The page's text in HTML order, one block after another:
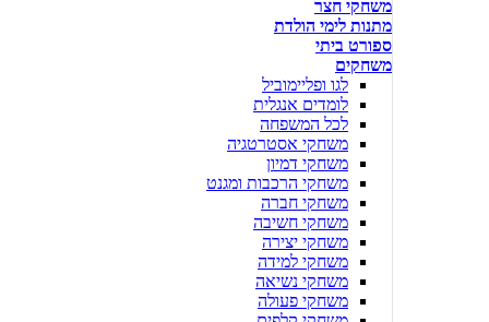
משחקי חצר
מתנות לימי הולדת
ספורט ביתי
משחקים
לגו ופליימוביל
לומדים אנגלית
לכל המשפחה
משחקי אסטרטגיה
משחקי דמיון
משחקי הרכבות ומגנט
משחקי חברה
משחקי חשיבה
משחקי יצירה
משחקי למידה
משחקי נשיאה
משחקי פעולה